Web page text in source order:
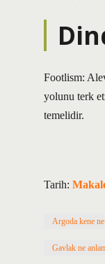
Footlism:
yolunu terk
temelidir.
Tarih:
Argoda kene
Gavlak ne